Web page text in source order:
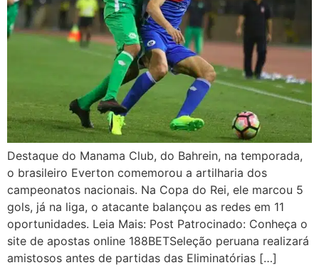
Destaque do Manama Club, do Bahrein, na temporada,
o brasileiro Everton comemorou a artilharia dos
campeonatos nacionais. Na Copa do Rei, ele marcou 5
gols, já na liga, o atacante balançou as redes em 11
oportunidades. Leia Mais: Post Patrocinado: Conheça o
site de apostas online 188BETSeleção peruana realizará
amistosos antes de partidas das Eliminatórias […]